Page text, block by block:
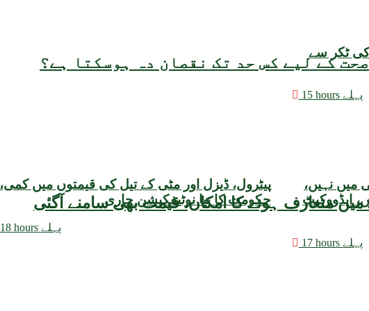
کے لیے کس حد تک نقصان دہ ہوسکتا ہے؟
ٹکر سے
15 hours پہلے
میں نہیں،
ایڈووکیٹ
17 hours پہلے
پیٹرول، ڈیزل اور مٹی کے تیل کی قیمتوں میں کمی،
حکومت کا نیا نوٹیفکیشن جاری
18 hours پہلے